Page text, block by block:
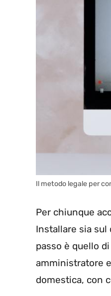
Il metodo legale per
Per chiunque
Installare sia sul
passo è quello
amministratore
domestica, con